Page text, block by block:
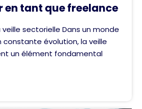
en tant que freelance
sectorielle Dans un monde
constante évolution, la veille
un élément fondamental